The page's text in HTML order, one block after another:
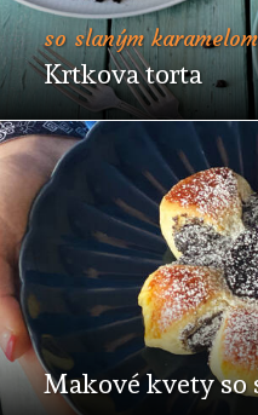
so slaným karamelom
Krtkova torta
Makové kvety so